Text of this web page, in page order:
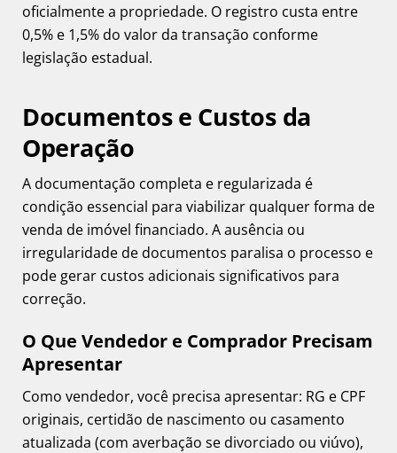
oficialmente a propriedade. O registro custa entre
0,5% e 1,5% do valor da transação conforme
legislação estadual.
Documentos e Custos da
Operação
A documentação completa e regularizada é
condição essencial para viabilizar qualquer forma de
venda de imóvel financiado. A ausência ou
irregularidade de documentos paralisa o processo e
pode gerar custos adicionais significativos para
correção.
O Que Vendedor e Comprador Precisam
Apresentar
Como vendedor, você precisa apresentar: RG e CPF
originais, certidão de nascimento ou casamento
atualizada (com averbação se divorciado ou viúvo),